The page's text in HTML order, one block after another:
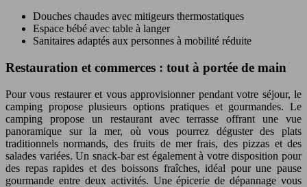
Douches chaudes avec mitigeurs thermostatiques
Espace bébé avec table à langer
Sanitaires adaptés aux personnes à mobilité réduite
Restauration et commerces : tout à portée de main
Pour vous restaurer et vous approvisionner pendant votre séjour, le
camping propose plusieurs options pratiques et gourmandes. Le
camping propose un restaurant avec terrasse offrant une vue
panoramique sur la mer, où vous pourrez déguster des plats
traditionnels normands, des fruits de mer frais, des pizzas et des
salades variées. Un snack-bar est également à votre disposition pour
des repas rapides et des boissons fraîches, idéal pour une pause
gourmande entre deux activités. Une épicerie de dépannage vous